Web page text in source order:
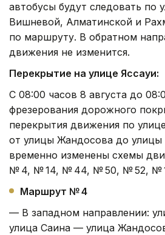
автобусы будут следовать по
Вишневой, Алматинской и
по маршруту. В обратном
движения не изменится.
Перекрытие на улице Яссауи:
С 08:00 часов 8 августа до
фрезерования дорожного
перекрытия движения по
от улицы Жандосова до улицы
временно изменены схемы
№ 4, № 14, № 44, № 50, № 52, №
Маршрут № 4
— В западном направлении:
улица Саина — улица